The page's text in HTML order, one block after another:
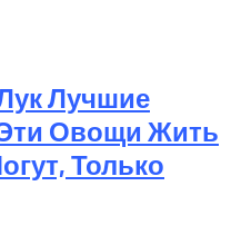
Лучшие
Овощи Жить
Только